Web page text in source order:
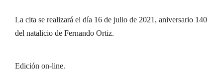
La cita se realizará el día 16 de julio de 2021, aniversario 140
del natalicio de Fernando Ortiz.
Edición on-line.